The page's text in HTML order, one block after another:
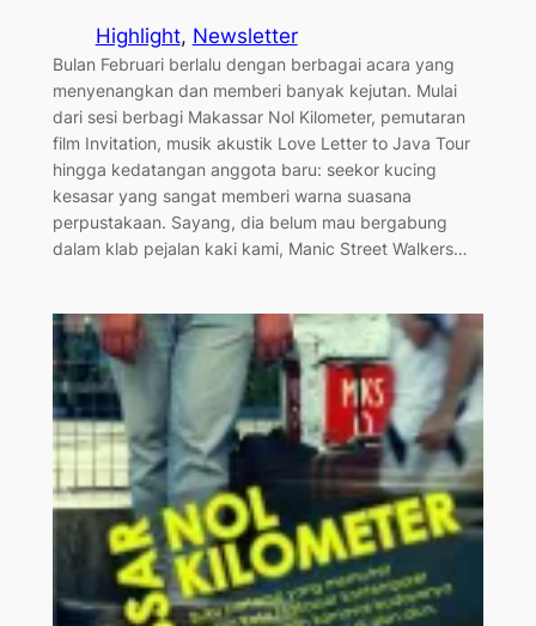
Highlight, Newsletter
Bulan Februari berlalu dengan berbagai acara yang
menyenangkan dan memberi banyak kejutan. Mulai
dari sesi berbagi Makassar Nol Kilometer, pemutaran
film Invitation, musik akustik Love Letter to Java Tour
hingga kedatangan anggota baru: seekor kucing
kesasar yang sangat memberi warna suasana
perpustakaan. Sayang, dia belum mau bergabung
dalam klab pejalan kaki kami, Manic Street Walkers…